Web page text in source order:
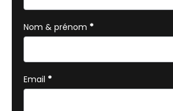
simple
avec
téléphone
Nom & prénom *
Email *